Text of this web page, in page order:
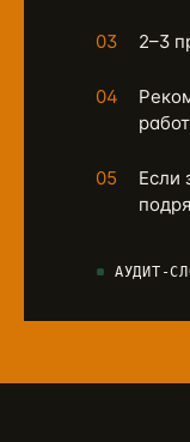
03 2–3
04
05
Если
АУДИТ-